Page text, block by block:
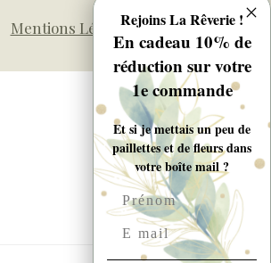
Mentions LégalesRejoins La Rêverie !
En cadeau 10% de
réduction sur votre
1e commande
Et si je mettais un peu de
paillettes et de fleurs dans
votre boîte mail ?